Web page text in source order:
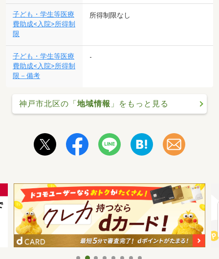
子ども・学生等医療
費助成<入院>所得制
限
所得制限なし
子ども・学生等医療
費助成<入院>所得制
限－備考
-
神戸市北区の「地域情報 」をもっと見る